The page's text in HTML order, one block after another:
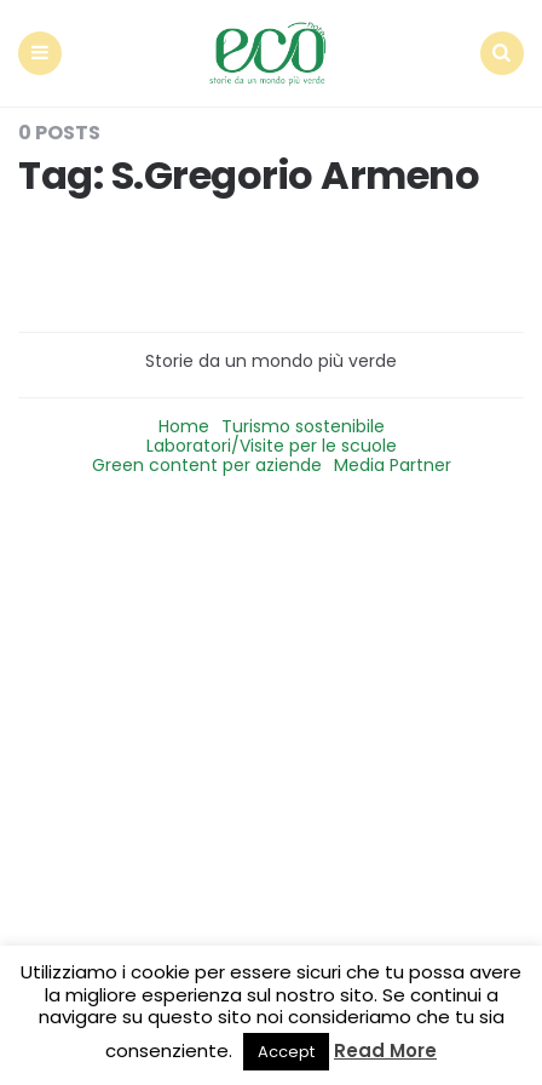
0 POSTS
Tag:S.Gregorio Armeno
Storie da un mondo più verde
Home Turismo sostenibile
Laboratori/Visite per le scuole
Green content per aziende Media Partner
Utilizziamo i cookie per essere sicuri che tu possa avere
la migliore esperienza sul nostro sito. Se continui a
navigare su questo sito noi consideriamo che tu sia
consenziente.
Accept Read More